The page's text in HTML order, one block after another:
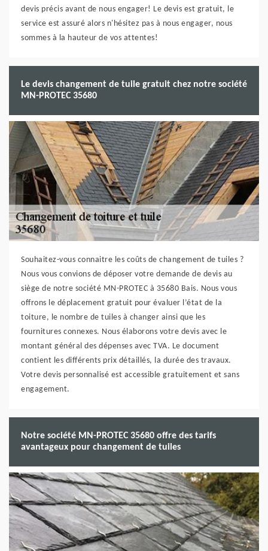
devis précis avant de nous engager! Le devis est gratuit, le
service est assuré alors n'hésitez pas à nous engager, nous
sommes à la hauteur de vos attentes!
Le devis changement de tuile gratuit chez notre société
MN-PROTEC 35680
Souhaitez-vous connaitre les coûts de changement de tuiles ?
Nous vous convions de déposer votre demande de devis au
siège de notre société MN-PROTEC à 35680 Bais. Nous vous
offrons le déplacement gratuit pour évaluer l’état de la
toiture, le nombre de tuiles à changer ainsi que les
fournitures connexes. Nous élaborons votre devis avec le
montant général des dépenses avec TVA. Le document
contient les différents prix détaillés, la durée des travaux.
Votre devis personnalisé est accessible gratuitement et sans
engagement.
Notre société MN-PROTEC 35680 offre des tarifs
avantageux pour changement de tuiles